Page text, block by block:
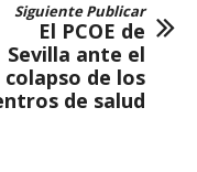
Siguiente Publicar
El PCOE de
Sevilla ante el
colapso de los
de salud